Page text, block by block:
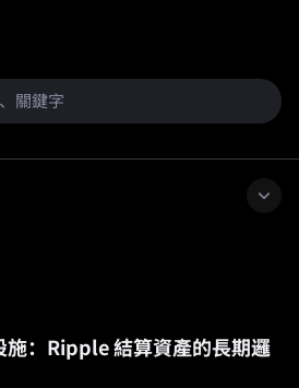
施：Ripple 結算資產的長期邏